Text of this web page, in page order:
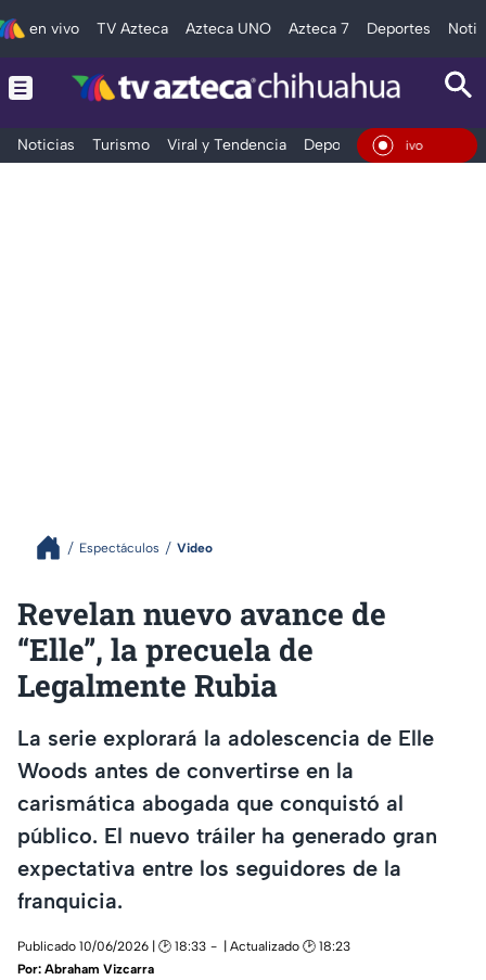
en vivo TV Azteca Azteca UNO Azteca 7 Deportes
Noticias Turismo Viral y Tendencia Deportes Espectáculos
En Vivo
Espectáculos Video
Revelan nuevo avance de
“Elle”, la precuela de
Legalmente Rubia
La serie explorará la adolescencia de Elle
Woods antes de convertirse en la
carismática abogada que conquistó al
público. El nuevo tráiler ha generado gran
expectativa entre los seguidores de la
franquicia.
Publicado 10/06/2026 | 🕑 18:33
| Actualizado 🕑 18:23
Por: Abraham Vizcarra